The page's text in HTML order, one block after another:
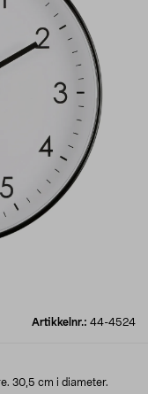
Artikkelnr.: 44-4524
30,5 cm i diameter.